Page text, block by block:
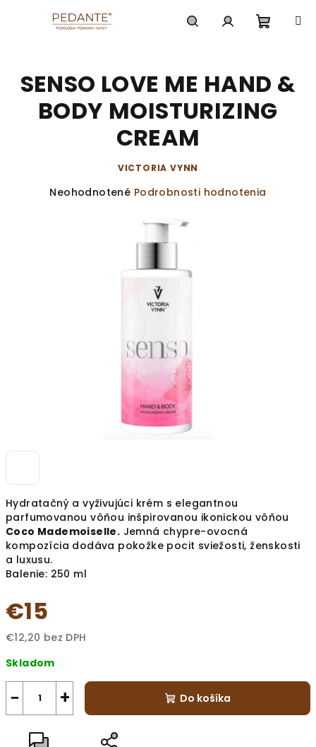
košík
Hydratačný a vyživujúci krém s elegantnou
parfumovanou vôňou inšpirovanou ikonickou vôňou
Coco Mademoiselle. Jemná chypre-ovocná
kompozícia dodáva pokožke pocit sviežosti, ženskosti
a luxusu.
Balenie: 250 ml
€15
€12,20 bez DPH
cena:
Skladom
+
− Do košíka
SENSO LOVE ME HAND &
BODY MOISTURIZING
CREAM
VICTORIA VYNN
Priemerné
Neohodnotené Podrobnosti hodnotenia